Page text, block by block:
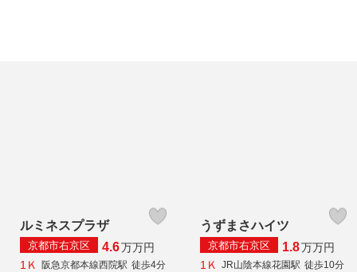
ルミネスプラザ
京都市右京区 4.6万万円
1Ｋ
阪急京都本線西院駅 徒歩4分
うずまさハイツ
京都市右京区 1.8万万円
1Ｋ
JR山陰本線花園駅 徒歩10分